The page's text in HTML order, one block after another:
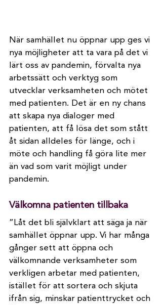
När samhället nu öppnar upp ges vi
nya möjligheter att ta vara på det vi
lärt oss av pandemin, förvalta nya
arbetssätt och verktyg som
utvecklar verksamheten och mötet
med patienten. Det är en ny chans
att skapa nya dialoger med
patienten, att få lösa det som stått
åt sidan alldeles för länge, och i
möte och handling få göra lite mer
än vad som varit möjligt under
pandemin.
Välkomna patienten tillbaka
”Låt det bli självklart att säga ja när
samhället öppnar upp. Vi har många
gånger sett att öppna och
välkomnande verksamheter som
verkligen arbetar med patienten,
istället för att sortera och skjuta
ifrån sig, minskar patienttrycket och